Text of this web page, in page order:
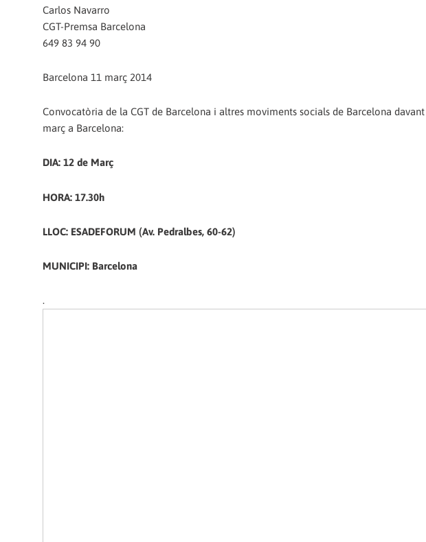
Carlos Navarro
CGT-Premsa Barcelona
649 83 94 90
Barcelona 11 març 2014
Convocatòria de la CGT de Barcelona i altres moviments socials de Barcelona
març a Barcelona:
DIA: 12 de Març
HORA: 17.30h
LLOC: ESADEFORUM (Av. Pedralbes, 60-62)
MUNICIPI: Barcelona
.